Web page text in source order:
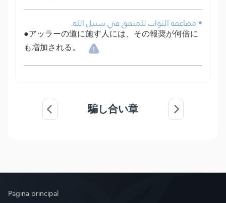
• مضاعفة الثواب للمنفق في سبيل الله.
●アッラーの道に施す人には、その報奨が何倍に
も増加される。
騙し合い章
Página principal